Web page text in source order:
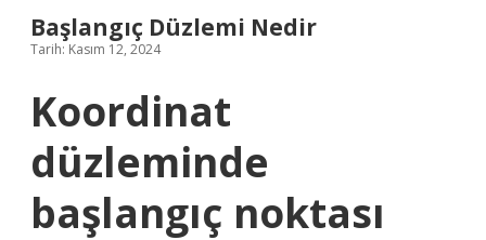
Başlangıç Düzlemi Nedir
Tarih: Kasım 12, 2024
Koordinat
düzleminde
başlangıç noktası